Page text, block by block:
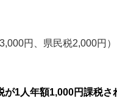
円、県民税2,000円）
1人年額1,000円課税さ